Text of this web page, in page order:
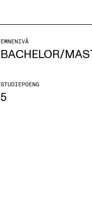
EMNENIVÅ
BACHELOR/
STUDIEPOENG
5